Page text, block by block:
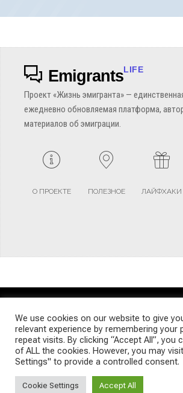
EmigrantsLIFE
Проект «Жизнь эмигранта» —
ежедневно обновляемая платформа,
материалов об эмиграции.
О ПРОЕКТЕ ПОЛЕЗНОЕ ЛАЙФХАКИ
TERMS AND CONDITIONS PRIVACY
© Emigrants Life WordPress Theme
We use cookies on our website to give
relevant experience by remembering your
repeat visits. By clicking “Accept All”, you
of ALL the cookies. However, you may
Settings" to provide a controlled consent.
Cookie Settings Accept All